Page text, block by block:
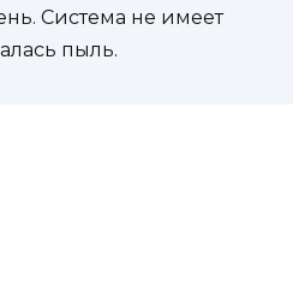
Система не имеет
пыль.